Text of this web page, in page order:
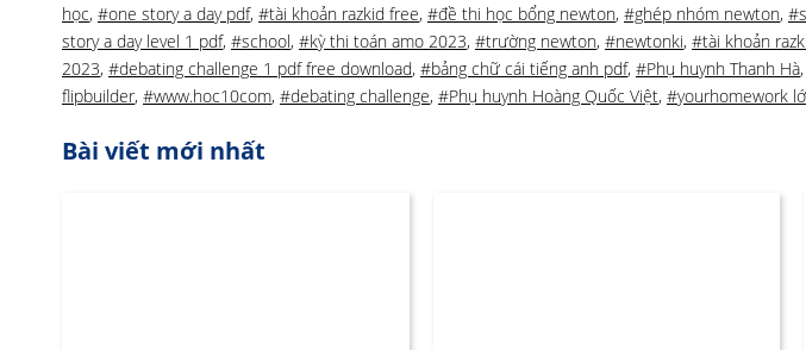
học, #one story a day pdf, #tài khoản razkid free, #đề thi học bổng newton, #ghép nhóm newton,
story a day level 1 pdf, #school, #kỳ thi toán amo 2023, #trường newton, #newtonki, #tài khoản
2023, #debating challenge 1 pdf free download, #bảng chữ cái tiếng anh pdf, #Phụ huynh Thanh Hà,
flipbuilder, #www.hoc10com, #debating challenge, #Phụ huynh Hoàng Quốc Việt, #yourhomework
Bài viết mới nhất